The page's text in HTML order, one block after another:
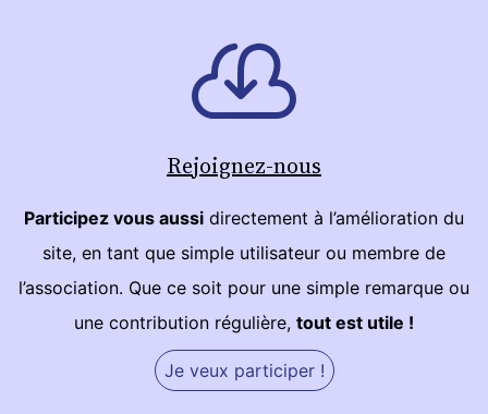
Rejoignez-nous
Participez vous aussi directement à l’amélioration du
site, en tant que simple utilisateur ou membre de
l’association. Que ce soit pour une simple remarque ou
une contribution régulière, tout est utile !
Je veux participer !